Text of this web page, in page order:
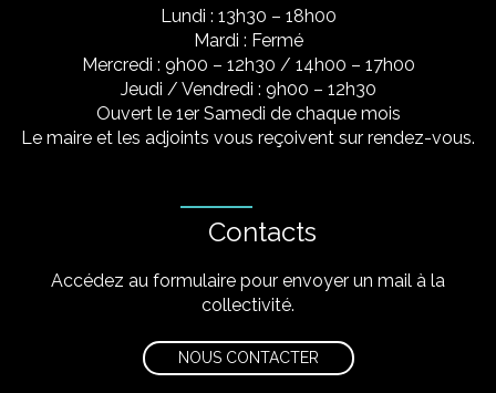
Lundi : 13h30 – 18h00
Mardi : Fermé
Mercredi : 9h00 – 12h30 / 14h00 – 17h00
Jeudi / Vendredi : 9h00 – 12h30
Ouvert le 1er Samedi de chaque mois
Le maire et les adjoints vous reçoivent sur rendez-vous.
Contacts
Accédez au formulaire pour envoyer un mail à la
collectivité.
NOUS CONTACTER